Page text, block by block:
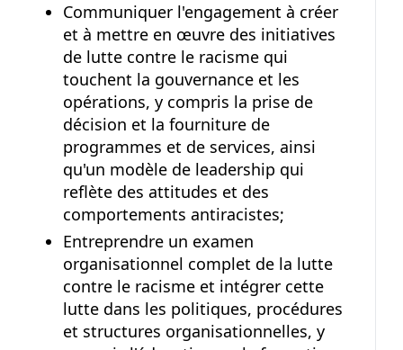
Communiquer l'engagement à créer
et à mettre en œuvre des initiatives
de lutte contre le racisme qui
touchent la gouvernance et les
opérations, y compris la prise de
décision et la fourniture de
programmes et de services, ainsi
qu'un modèle de leadership qui
reflète des attitudes et des
comportements antiracistes;
Entreprendre un examen
organisationnel complet de la lutte
contre le racisme et intégrer cette
lutte dans les politiques, procédures
et structures organisationnelles, y